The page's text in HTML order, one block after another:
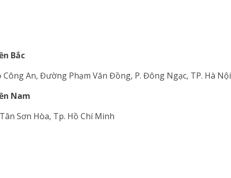
Bắc
An, Đường Phạm Văn Đồng, P. Đông Ngạc, TP. Hà Nội
Nam
Sơn Hòa, Tp. Hồ Chí Minh